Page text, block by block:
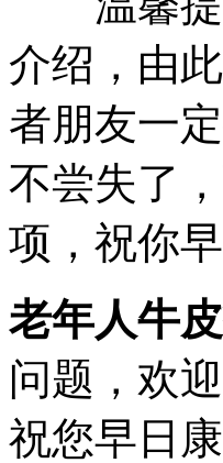
介绍，由
者朋友一
不尝失了
项，祝你
老年人牛
问题，欢
祝您早日康